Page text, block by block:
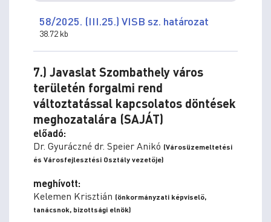
58/2025. (III.25.) VISB sz. határozat
38.72 kb
7.) Javaslat Szombathely város
területén forgalmi rend
változtatással kapcsolatos döntések
meghozatalára (SAJÁT)
előadó:
Dr. Gyuráczné dr. Speier Anikó (Városüzemeltetési
és Városfejlesztési Osztály vezetője)
meghívott:
Kelemen Krisztián (önkormányzati képviselő,
tanácsnok, bizottsági elnök)